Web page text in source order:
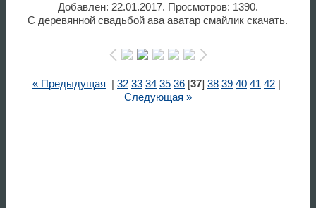
Добавлен: 22.01.2017. Просмотров: 1390.
С деревянной свадьбой ава аватар смайлик скачать.
« Предыдущая 32 33 34 35 36[37] 38 39 40 41 42|
Следующая »